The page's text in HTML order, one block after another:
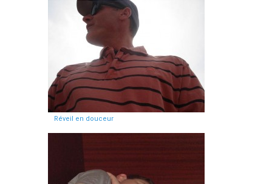
Réveil en douceur